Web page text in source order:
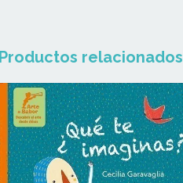
Productos relacionados